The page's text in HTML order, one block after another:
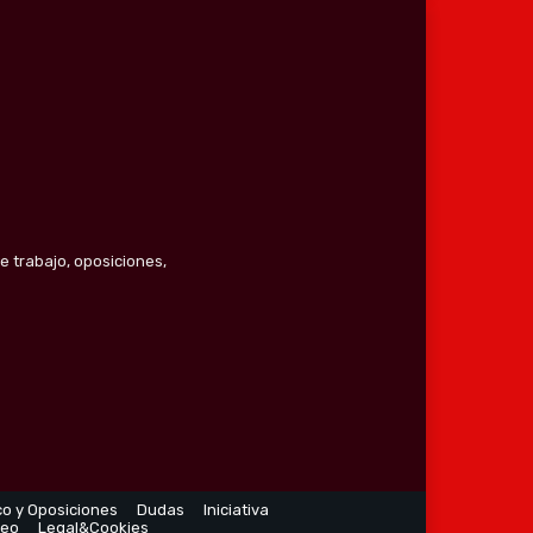
trabajo, oposiciones,
y Oposiciones Dudas
Iniciativa
Legal&Cookies